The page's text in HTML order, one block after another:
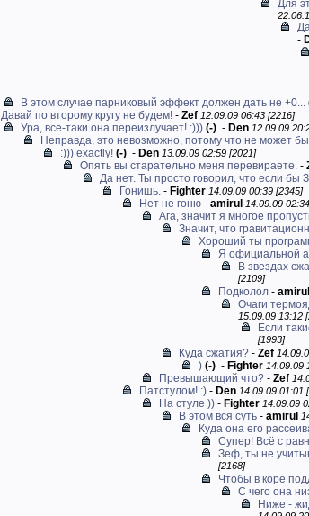
Для
-
В этом случае парниковый эффект должен дать не +0...
Давай по второму кругу не будем! - Zef 12.09.09 06:43 [2216]
Ура, все-таки она переизлучает! :))) (-) - Den 12.09.09
Неправда, это невозможно, потому что не может
:))) exactly! (-) - Den 13.09.09 02:59 [2021]
Опять вы старательно меня перевираете. -
Да нет. Ты просто говорил, что если бы
Гонишь. - Fighter 14.09.09 00:39 [2345]
Нет не гоню - amirul 14.09.09
Ага, значит я многое
Значит, что
Хороший ты
Я официальной
В звездах
[2109]
Подколол - amirul
Очаги
15.09.09 13:12
Если
[1993]
Куда сжатия? - Zef
) (-) - Fighter 14.09.09
Превышающий что? - Zef
Патстулом! :) - Den 14.09.09 01:01
На стуле )) - Fighter 14.09.09
В этом вся суть - amirul
Куда она его
Супер! Всё с
Зеф, ты не
[2168]
Чтобы в коре
С чего она
Ниже -